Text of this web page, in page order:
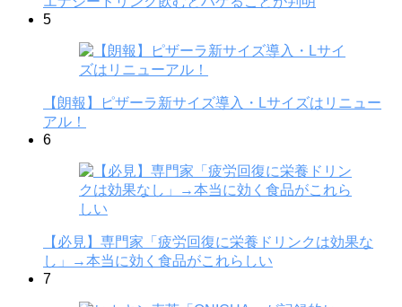
5
【朗報】ピザーラ新サイズ導入・Lサイズはリニュー
アル！
6
【必見】専門家「疲労回復に栄養ドリンクは効果な
し」→本当に効く食品がこれらしい
7